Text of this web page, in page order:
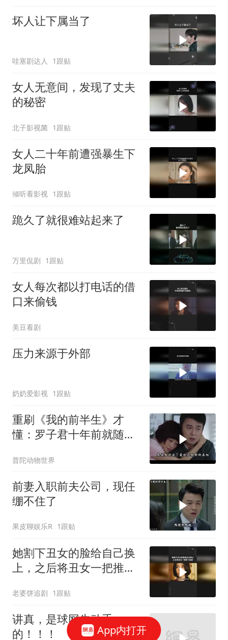
坏人让下属当了
哇塞剧达人 1跟贴
女人无意间，发现了丈夫
的秘密
北子影视菌 1跟贴
女人二十年前遭强暴生下
龙凤胎
倾听看影视 1跟贴
跪久了就很难站起来了
万里侃剧 1跟贴
女人每次都以打电话的借
口来偷钱
美豆看剧
压力来源于外部
奶奶爱影视 1跟贴
重刷《我的前半生》才
懂：罗子君十年前就随手
普陀动物世界
前妻入职前夫公司，现任
绷不住了
果皮聊娱乐R 1跟贴
她割下丑女的脸给自己换
上，之后将丑女一把推下
老婆饼追剧 1跟贴
讲真，是球网先动手
的！！！
App内打开